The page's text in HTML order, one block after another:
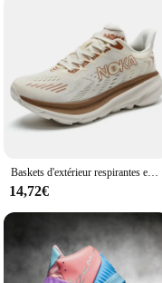
Baskets d'extérieur respirantes en maille pour hommes, chaussures de course décontractées, chaussures de planche, anti-baume, haute qualité, automne, été, nouveau, 2024
14,72€